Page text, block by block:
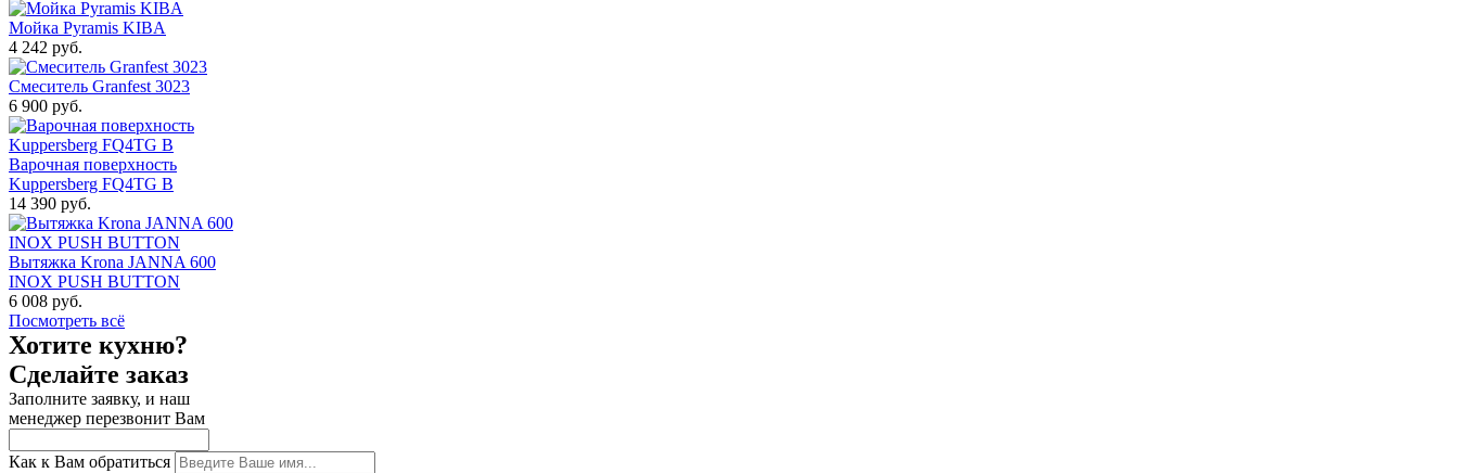
Мойка Pyramis KIBA
4 242 руб.
Смеситель Granfest 3023
6 900 руб.
Варочная поверхность
Kuppersberg FQ4TG B
14 390 руб.
Вытяжка Krona JANNA 600
INOX PUSH BUTTON
6 008 руб.
Посмотреть всё
Хотите кухню?
Сделайте заказ
Заполните заявку, и наш
менеджер перезвонит Вам
Как к Вам обратиться